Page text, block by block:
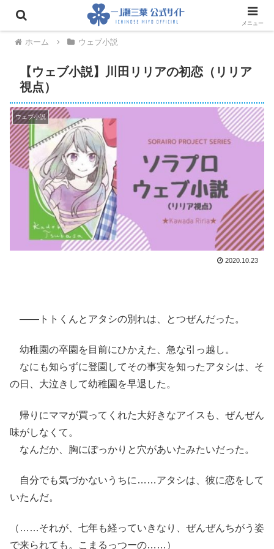
ホーム ウェブ小説
【ウェブ小説】川田リリアの初恋（リリア
視点）
ウェブ小説
2020.10.23
――トトくんとアタシの別れは、とつぜんだった。
幼稚園の卒園を目前にひかえた、急な引っ越し。
なにも知らずに登園してその事実を知ったアタシは、そ
の日、大泣きして幼稚園を早退した。
帰りにママが買ってくれた大好きなアイスも、ぜんぜん
味がしなくて。
なんだか、胸にぽっかりと穴があいたみたいだった。
自分でも気づかないうちに……アタシは、彼に恋をして
いたんだ。
（……それが、七年も経っていきなり、ぜんぜんちがう姿
で来られても。こまるっつーの……）
メニュー